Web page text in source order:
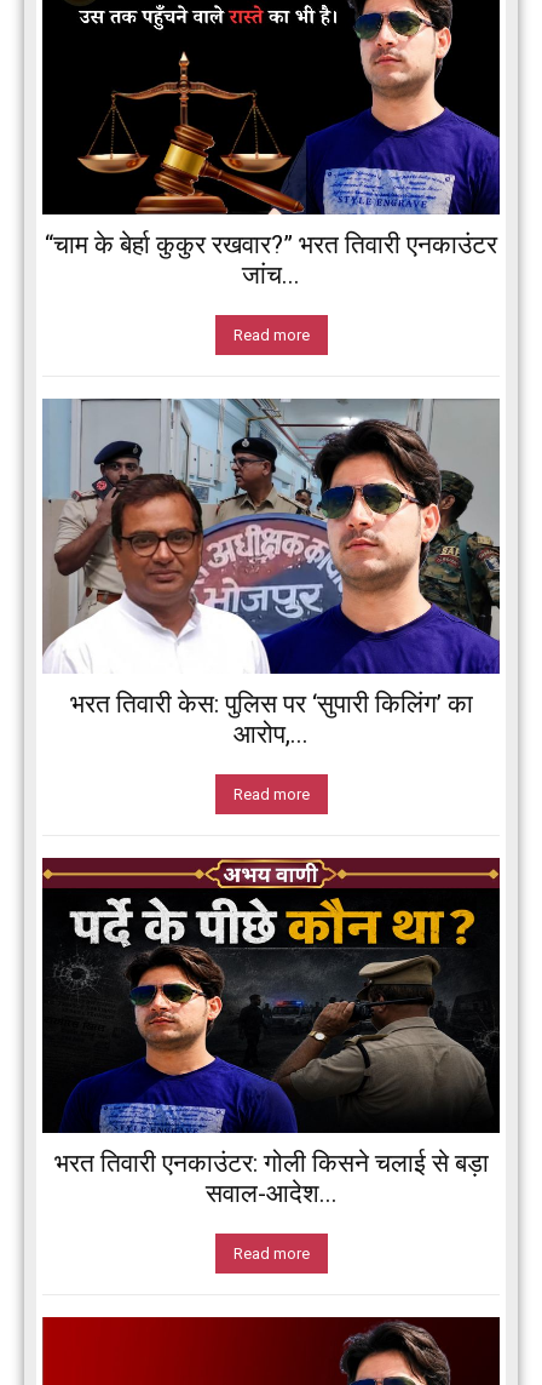
“चाम के बेर्हा कुकुर रखवार?” भरत तिवारी एनकाउंटर
जांच...
Read more
भरत तिवारी केस: पुलिस पर ‘सुपारी किलिंग’ का
आरोप,...
Read more
भरत तिवारी एनकाउंटर: गोली किसने चलाई से बड़ा
सवाल-आदेश...
Read more